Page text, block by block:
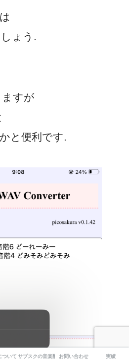
ょう.
すが
と便利です.
ついて サブスクの音楽配信について
お問い合わせ 実績